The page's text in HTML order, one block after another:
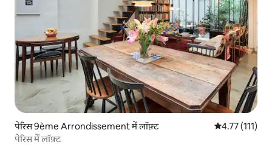
पेरिस 9ème Arrondissement में लॉफ़्ट औसत रेटिंग 5 में से
4.77 (111)
पेरिस में लॉफ़्ट